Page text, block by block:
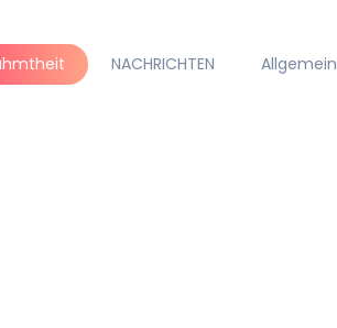
NACHRICHTEN Allgemein